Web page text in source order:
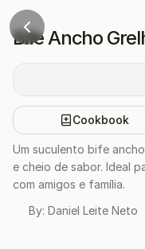
Bife Ancho
Cookbook
Um suculento bife
e cheio de sabor. Ideal
com amigos e família.
By: Daniel Leite Neto